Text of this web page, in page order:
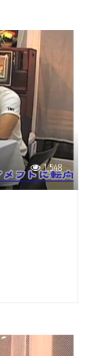
1,548